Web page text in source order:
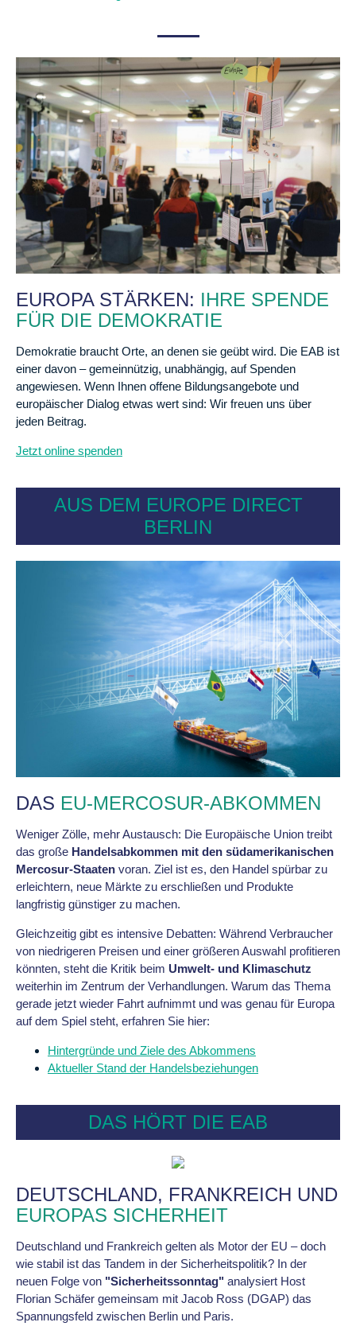
EUROPA STÄRKEN: IHRE SPENDE
FÜR DIE DEMOKRATIE
Demokratie braucht Orte, an denen sie geübt wird. Die EAB ist
einer davon – gemeinnützig, unabhängig, auf Spenden
angewiesen. Wenn Ihnen offene Bildungsangebote und
europäischer Dialog etwas wert sind: Wir freuen uns über
jeden Beitrag.
Jetzt online spenden
AUS DEM EUROPE DIRECT
BERLIN
DAS EU-MERCOSUR-ABKOMMEN
Weniger Zölle, mehr Austausch: Die Europäische Union treibt
das große Handelsabkommen mit den südamerikanischen
Mercosur-Staaten voran. Ziel ist es, den Handel spürbar zu
erleichtern, neue Märkte zu erschließen und Produkte
langfristig günstiger zu machen.
Gleichzeitig gibt es intensive Debatten: Während Verbraucher
von niedrigeren Preisen und einer größeren Auswahl profitieren
könnten, steht die Kritik beim Umwelt- und Klimaschutz
weiterhin im Zentrum der Verhandlungen. Warum das Thema
gerade jetzt wieder Fahrt aufnimmt und was genau für Europa
auf dem Spiel steht, erfahren Sie hier:
Hintergründe und Ziele des Abkommens
Aktueller Stand der Handelsbeziehungen
DAS HÖRT DIE EAB
DEUTSCHLAND, FRANKREICH UND
EUROPAS SICHERHEIT
Deutschland und Frankreich gelten als Motor der EU – doch
wie stabil ist das Tandem in der Sicherheitspolitik? In der
neuen Folge von "Sicherheitssonntag" analysiert Host
Florian Schäfer gemeinsam mit Jacob Ross (DGAP) das
Spannungsfeld zwischen Berlin und Paris.